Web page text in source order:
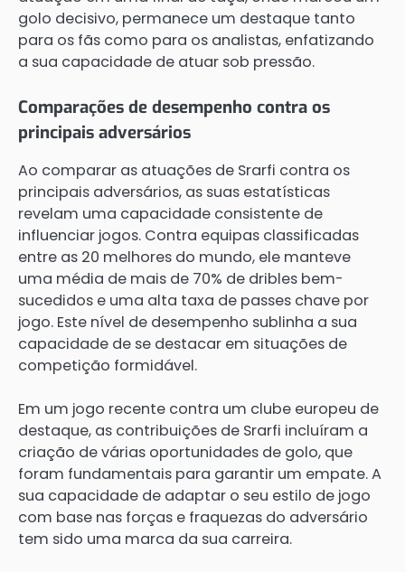
golo decisivo, permanece um destaque tanto
para os fãs como para os analistas, enfatizando
a sua capacidade de atuar sob pressão.
Comparações de desempenho contra os
principais adversários
Ao comparar as atuações de Srarfi contra os
principais adversários, as suas estatísticas
revelam uma capacidade consistente de
influenciar jogos. Contra equipas classificadas
entre as 20 melhores do mundo, ele manteve
uma média de mais de 70% de dribles bem-
sucedidos e uma alta taxa de passes chave por
jogo. Este nível de desempenho sublinha a sua
capacidade de se destacar em situações de
competição formidável.
Em um jogo recente contra um clube europeu de
destaque, as contribuições de Srarfi incluíram a
criação de várias oportunidades de golo, que
foram fundamentais para garantir um empate. A
sua capacidade de adaptar o seu estilo de jogo
com base nas forças e fraquezas do adversário
tem sido uma marca da sua carreira.